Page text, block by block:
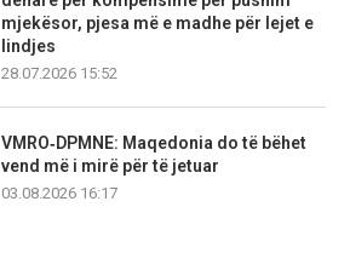
mjekësor, pjesa më e madhe për lejet e
lindjes
28.07.2026 15:52
VMRO‑DPMNE: Maqedonia do të bëhet
vend më i mirë për të jetuar
03.08.2026 16:17